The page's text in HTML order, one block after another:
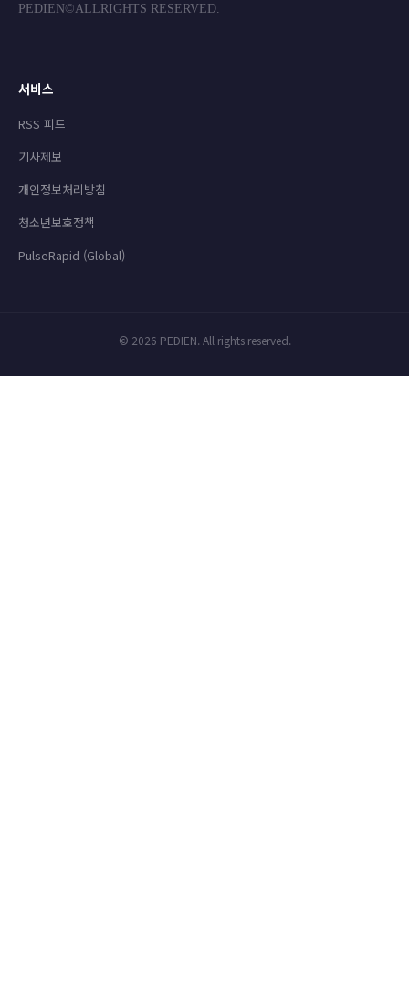
PEDIEN©ALLRIGHTS RESERVED.
서비스
RSS 피드
기사제보
개인정보처리방침
청소년보호정책
PulseRapid (Global)
© 2026 PEDIEN. All rights reserved.